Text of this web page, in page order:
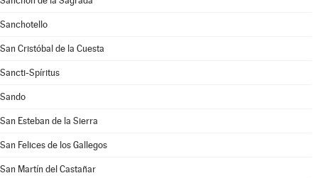
Sanchotello
San Cristóbal de la Cuesta
Sancti-Spíritus
Sando
San Esteban de la Sierra
San Felices de los Gallegos
San Martín del Castañar